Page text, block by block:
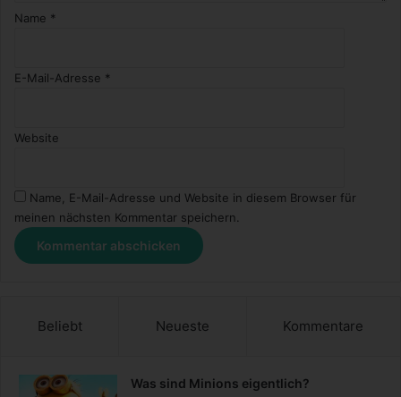
Name *
E-Mail-Adresse *
Website
Name, E-Mail-Adresse und Website in diesem Browser für
meinen nächsten Kommentar speichern.
Beliebt Neueste Kommentare
Was sind Minions eigentlich?